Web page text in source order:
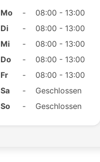
Mo -
08:00 - 13:00
Di
-
08:00 - 13:00
Mi
-
08:00 - 13:00
Do
-
08:00 - 13:00
Fr
-
08:00 - 13:00
Sa
-
Geschlossen
So
- Geschlossen